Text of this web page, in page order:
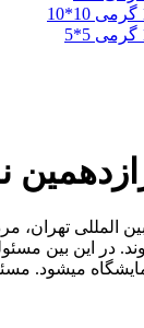
المللی
در این بین
میشود.